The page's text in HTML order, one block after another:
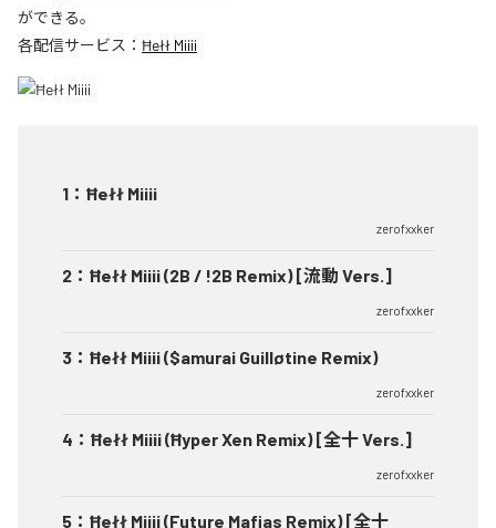
ができる。
各配信サービス： Ħełł Miiii
1 ： Ħełł Miiii
zerofxxker
2 ： Ħełł Miiii (2B / !2B Remix) [流動 Vers.]
zerofxxker
3 ： Ħełł Miiii ($amurai Guilløtine Remix)
zerofxxker
4 ： Ħełł Miiii (Ħyper Xen Remix) [全十 Vers.]
zerofxxker
5 ： Ħełł Miiii (Future Mafias Remix) [全十